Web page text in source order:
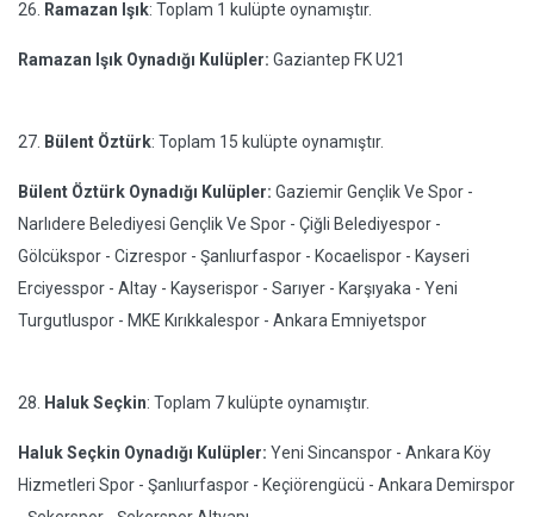
26. Ramazan Işık: Toplam 1 kulüpte oynamıştır.
Ramazan Işık Oynadığı Kulüpler: Gaziantep FK U21
27. Bülent Öztürk: Toplam 15 kulüpte oynamıştır.
Bülent Öztürk Oynadığı Kulüpler: Gaziemir Gençlik Ve Spor -
Narlıdere Belediyesi Gençlik Ve Spor - Çiğli Belediyespor -
Gölcükspor - Cizrespor - Şanlıurfaspor - Kocaelispor - Kayseri
Erciyesspor - Altay - Kayserispor - Sarıyer - Karşıyaka - Yeni
Turgutluspor - MKE Kırıkkalespor - Ankara Emniyetspor
28. Haluk Seçkin: Toplam 7 kulüpte oynamıştır.
Haluk Seçkin Oynadığı Kulüpler: Yeni Sincanspor - Ankara Köy
Hizmetleri Spor - Şanlıurfaspor - Keçiörengücü - Ankara Demirspor